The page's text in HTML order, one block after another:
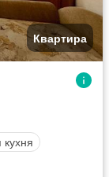
Квартира